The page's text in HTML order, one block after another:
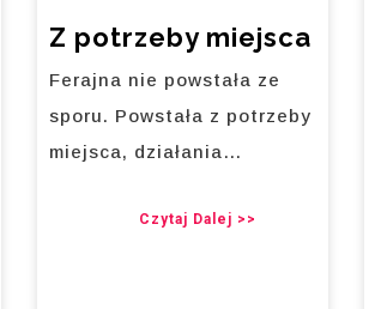
Z potrzeby miejsca
Ferajna nie powstała ze
sporu. Powstała z potrzeby
miejsca, działania…
Czytaj Dalej >>